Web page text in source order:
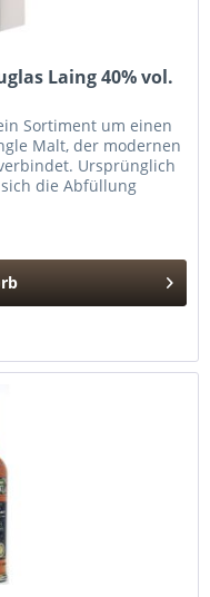
Laing 40% vol.
Sortiment um einen
Malt, der modernen
Ursprünglich
die Abfüllung